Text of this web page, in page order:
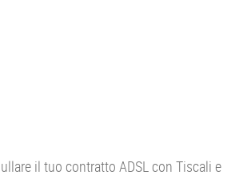
il tuo contratto ADSL con Tiscali e